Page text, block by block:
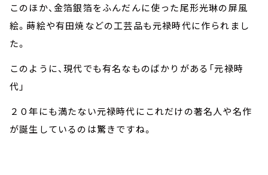
このほか、金箔銀箔をふんだんに使った尾形光琳の屏風
絵。蒔絵や有田焼などの工芸品も元禄時代に作られまし
た。
このように、現代でも有名なものばかりがある「元禄時
代」
２０年にも満たない元禄時代にこれだけの著名人や名作
が誕生しているのは驚きですね。